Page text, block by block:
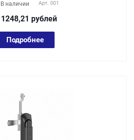
В наличии Арт. 001
рублей
Подробнее